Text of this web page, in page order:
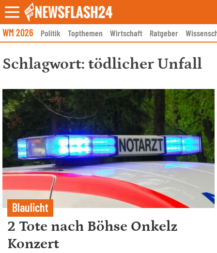
Skip
to
content
WM 2026 Politik Topthemen Wirtschaft Ratgeber
Schlagwort: tödlicher Unfall
Blaulicht
2 Tote nach Böhse Onkelz
Konzert